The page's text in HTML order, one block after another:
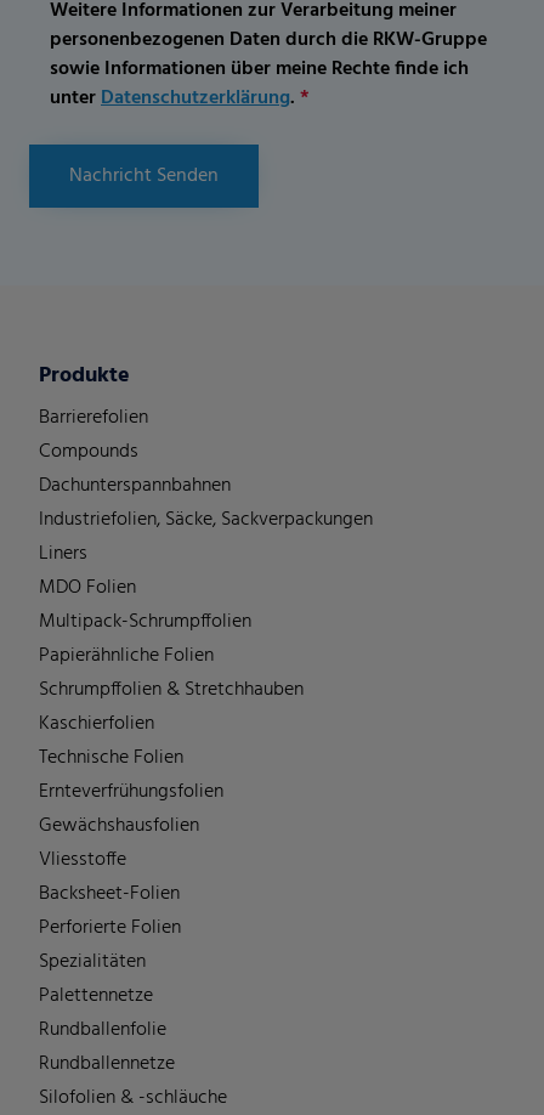
Weitere Informationen zur Verarbeitung meiner
personenbezogenen Daten durch die RKW-Gruppe
sowie Informationen über meine Rechte finde ich
unterDatenschutzerklärung.*
Nachricht Senden
Produkte
Barrierefolien
Compounds
Dachunterspannbahnen
Industriefolien, Säcke, Sackverpackungen
Liners
MDO Folien
Multipack-Schrumpffolien
Papierähnliche Folien
Schrumpffolien & Stretchhauben
Kaschierfolien
Technische Folien
Ernteverfrühungsfolien
Gewächshausfolien
Vliesstoffe
Backsheet-Folien
Perforierte Folien
Spezialitäten
Palettennetze
Rundballenfolie
Rundballennetze
Silofolien & -schläuche